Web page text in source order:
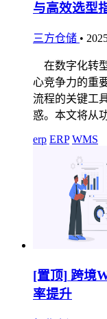
与高效选型
三方仓储 •
在数字化转
心竞争力的重
流程的关键工
惑。本文将从
erp ERP WMS
[置顶] 跨境
率提升